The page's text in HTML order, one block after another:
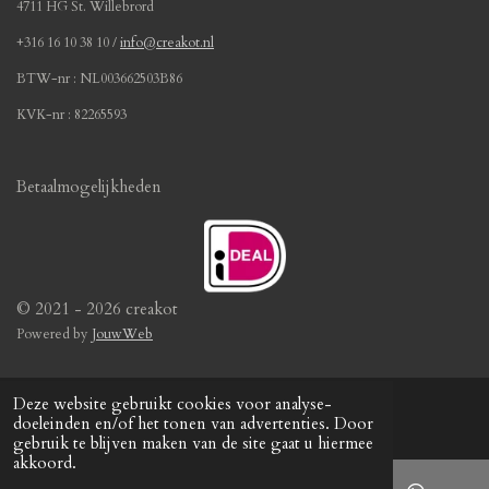
Deze website gebruikt cookies voor analyse-
doeleinden en/of het tonen van advertenties. Door
gebruik te blijven maken van de site gaat u hiermee
akkoord.
s
t
r
r
4711 HG St. Willebrord
+316 16 10 38 10 /info@creakot.nl
BTW-nr : NL003662503B86
KVK-nr : 82265593
Betaalmogelijkheden
© 2021 - 2026 creakot
Powered by JouwWeb